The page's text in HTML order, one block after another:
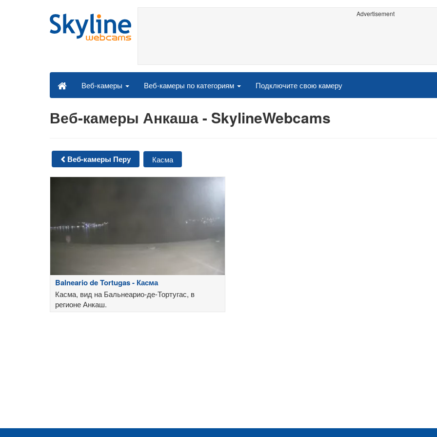
Advertisement
Веб-камеры Веб-камеры по категориям Подключите свою камеру
Веб-камеры Анкаша - SkylineWebcams
Веб-камеры Перу Касма
Balneario de Tortugas - Касма
Касма, вид на Бальнеарио-де-Тортугас, в
регионе Анкаш.